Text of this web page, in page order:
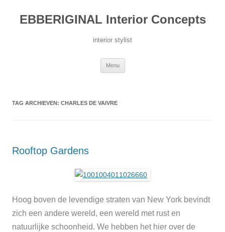
inhoud
EBBERIGINAL Interior Concepts
interior stylist
Menu
TAG ARCHIEVEN: CHARLES DE VAIVRE
Rooftop Gardens
Hoog boven de levendige straten van New York bevindt
zich een andere wereld, een wereld met rust en
natuurlijke schoonheid. We hebben het hier over de